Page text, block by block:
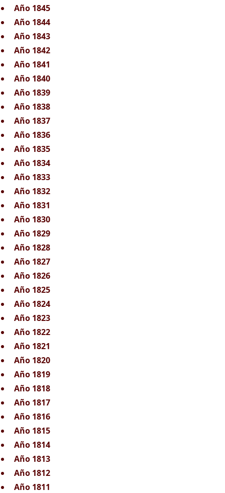
Año 1845
Año 1844
Año 1843
Año 1842
Año 1841
Año 1840
Año 1839
Año 1838
Año 1837
Año 1836
Año 1835
Año 1834
Año 1833
Año 1832
Año 1831
Año 1830
Año 1829
Año 1828
Año 1827
Año 1826
Año 1825
Año 1824
Año 1823
Año 1822
Año 1821
Año 1820
Año 1819
Año 1818
Año 1817
Año 1816
Año 1815
Año 1814
Año 1813
Año 1812
Año 1811